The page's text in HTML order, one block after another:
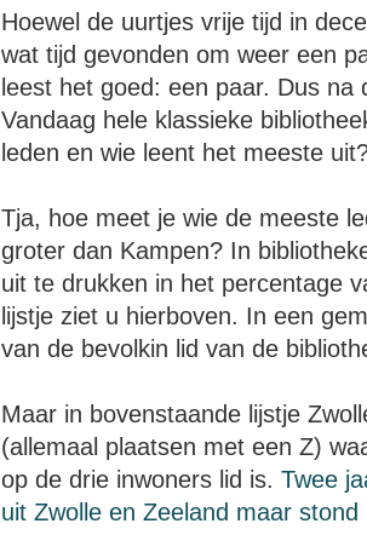
Hoewel de uurtjes vrije tijd in
wat tijd gevonden om weer een
leest het goed: een paar. Dus
Vandaag hele klassieke
leden en wie leent het meeste
Tja, hoe meet je wie de meeste
groter dan Kampen? In
uit te drukken in het percentage
lijstje ziet u hierboven. In een
van de bevolkin lid van de
Maar in bovenstaande lijstje
(allemaal plaatsen met een Z)
op de drie inwoners lid is. Twee
uit Zwolle en Zeeland maar